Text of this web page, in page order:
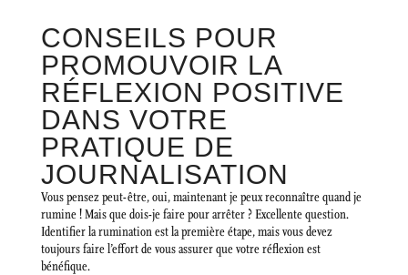
CONSEILS POUR
PROMOUVOIR LA
RÉFLEXION POSITIVE
DANS VOTRE
PRATIQUE DE
JOURNALISATION
Vous pensez peut-être, oui, maintenant je peux reconnaître quand je
rumine ! Mais que dois-je faire pour arrêter ? Excellente question.
Identifier la rumination est la première étape, mais vous devez
toujours faire l’effort de vous assurer que votre réflexion est
bénéfique.